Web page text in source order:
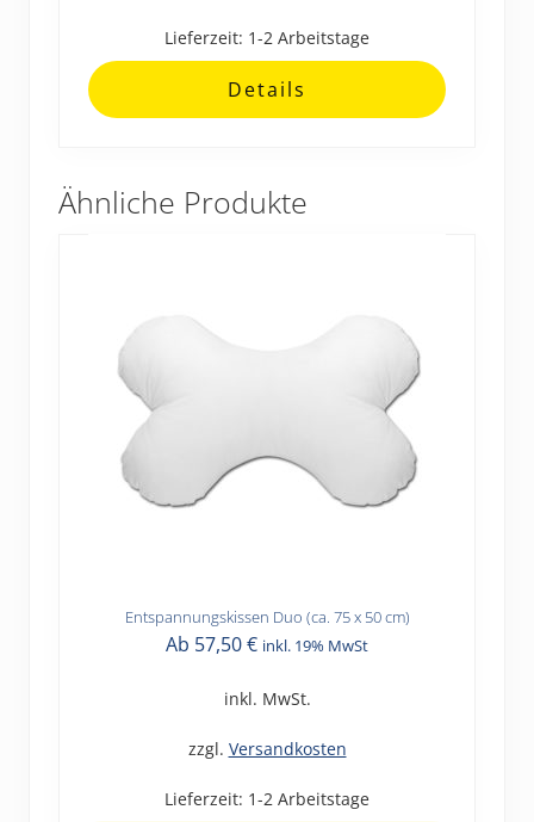
Lieferzeit: 1-2 Arbeitstage
Details
Ähnliche Produkte
Entspannungskissen Duo (ca. 75 x 50 cm)
Ab 57,50€ inkl. 19% MwSt
inkl. MwSt.
zzgl. Versandkosten
Lieferzeit: 1-2 Arbeitstage
Dieses